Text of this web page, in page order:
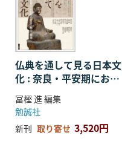
仏典を通して見る日本文
化 : 奈良・平安期におけ
る仏教の受容・融合・展
開
冨樫 進 編集
勉誠社
新刊 取り寄せ 3,520円